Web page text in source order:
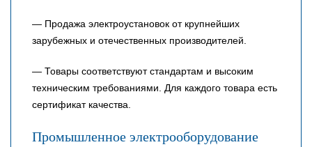
— Продажа электроустановок от крупнейших
зарубежных и отечественных производителей.
— Товары соответствуют стандартам и высоким
техническим требованиями. Для каждого товара есть
сертификат качества.
Промышленное электрооборудование